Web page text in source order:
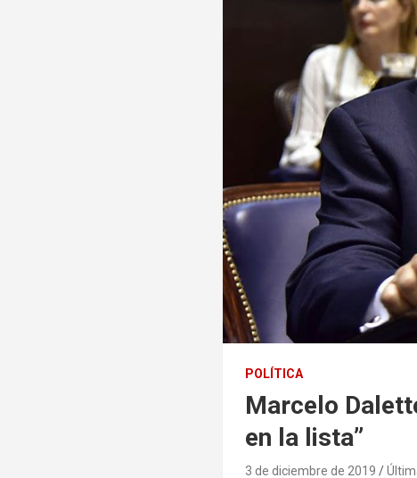
POLÍTICA
Marcelo
en la lista”
3 de diciembre de 2019